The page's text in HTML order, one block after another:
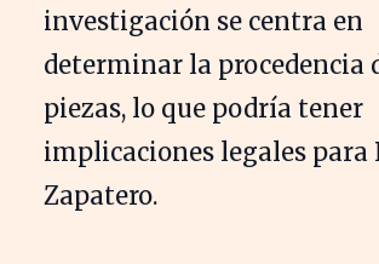
investigación se centra en
determinar la procedencia
piezas, lo que podría tener
implicaciones legales para
Zapatero.